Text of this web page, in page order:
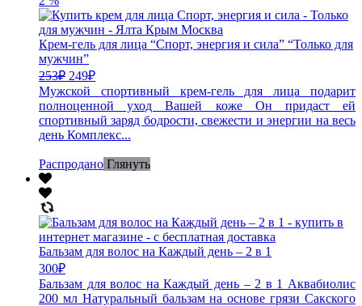
Крем-гель для лица “Спорт, энергия и сила” “Только для
мужчин”
253₽ 249₽
Мужской спортивный крем-гель для лица подарит
полноценной уход Вашей коже Он придаст ей
спортивный заряд бодрости, свежести и энергии на весь
день Комплекс...
Распродано Глянуть
Бальзам для волос на Каждый день – 2 в 1
300₽
Бальзам для волос на Каждый день – 2 в 1 Аквабиолис
200 мл Натуральный бальзам на основе грязи Сакского